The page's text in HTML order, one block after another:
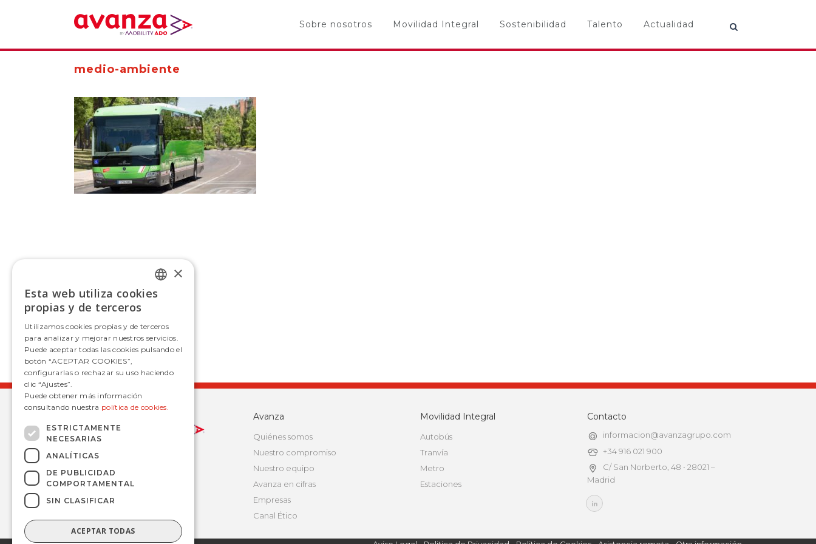
Sobre nosotros Movilidad Integral Sostenibilidad Talento Actualidad
medio-ambiente
Avanza
Quiénes somos
Nuestro compromiso
Nuestro equipo
Avanza en cifras
Empresas
Canal Ético
Movilidad Integral
Autobús
Tranvía
Metro
Estaciones
Contacto
informacion@avanzagrupo.com
+34 916 021 900
C/ San Norberto, 48 • 28021 –
Madrid
SPANISH
×
Esta web utiliza cookies
propias y de terceros
Utilizamos cookies propias y de terceros
para analizar y mejorar nuestros servicios.
Puede aceptar todas las cookies pulsando el
botón “ACEPTAR COOKIES”,
configurarlas o rechazar su uso haciendo
clic “Ajustes”.
Puede obtener más información
consultando nuestra política de cookies.
ESTRICTAMENTE
NECESARIAS
ANALÍTICAS
DE PUBLICIDAD
COMPORTAMENTAL
SIN CLASIFICAR
ACEPTAR TODAS